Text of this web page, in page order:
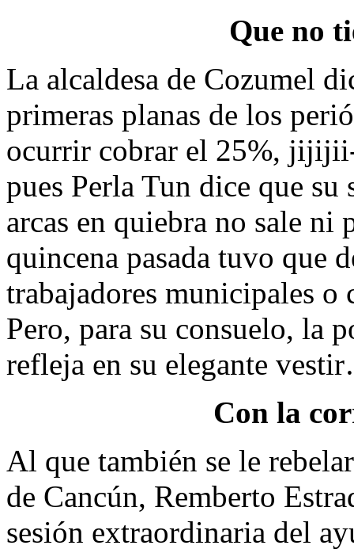
Que no
La alcaldesa de Cozumel
primeras planas de los
ocurrir cobrar el 25%,
pues Perla Tun dice que
arcas en quiebra no sale ni
quincena pasada tuvo que
trabajadores municipales
Pero, para su consuelo, la
refleja en su elegante
Con la
Al que también se le
de Cancún, Remberto
sesión extraordinaria del